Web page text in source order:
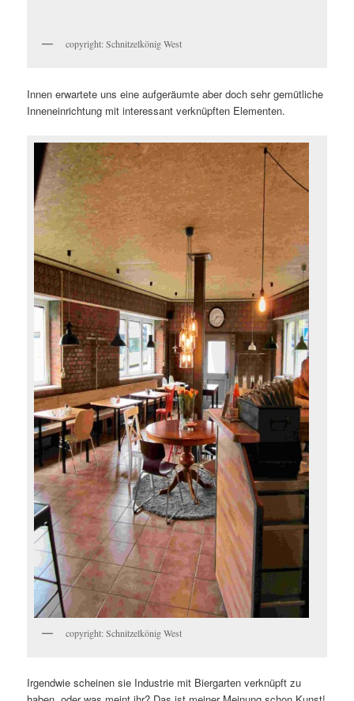
copyright: Schnitzelkönig West
Innen erwartete uns eine aufgeräumte aber doch sehr gemütliche
Inneneinrichtung mit interessant verknüpften Elementen.
copyright: Schnitzelkönig West
Irgendwie scheinen sie Industrie mit Biergarten verknüpft zu